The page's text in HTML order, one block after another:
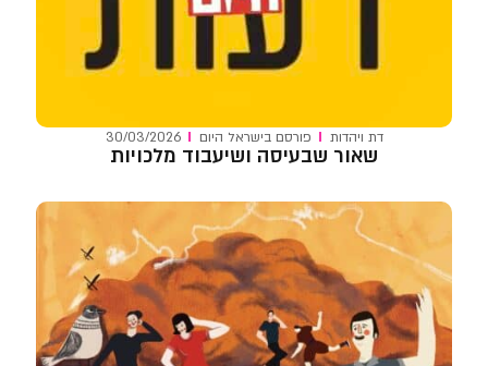
דת ויהדות פורסם בישראל היום 30/03/2026
שאור שבעיסה ושיעבוד מלכויות